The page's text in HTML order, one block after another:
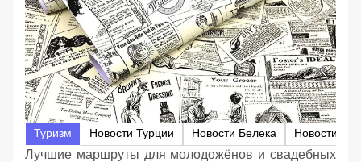
Туризм Новости Турции Новости Белека Новости
Лучшие маршруты для молодожёнов и свадебных